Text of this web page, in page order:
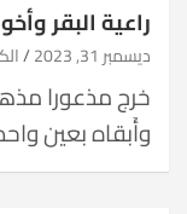
راعية البقر
ديسمبر 31, 2023
خرج مذعورا
وأَبقاه بعين